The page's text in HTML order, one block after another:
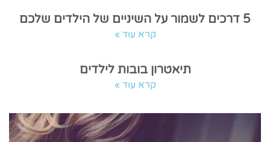
5 דרכים לשמור על השיניים של הילדים שלכם
קרא עוד »
תיאטרון בובות לילדים
קרא עוד »